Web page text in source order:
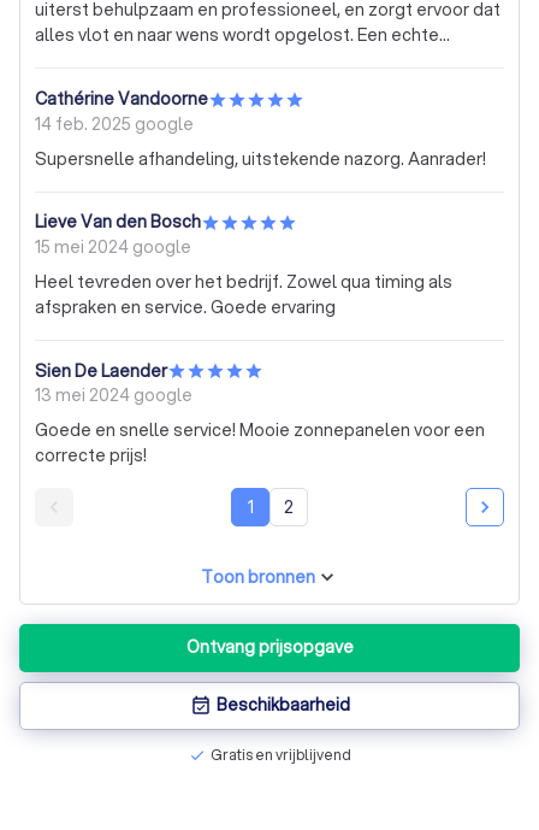
uiterst behulpzaam en professioneel, en zorgt ervoor dat
alles vlot en naar wens wordt opgelost. Een echte
Cathérine Vandoorne
14 feb. 2025 google
Supersnelle afhandeling, uitstekende nazorg. Aanrader!
Lieve Van den Bosch
15 mei 2024 google
Heel tevreden over het bedrijf. Zowel qua timing als
afspraken en service. Goede ervaring
Sien De Laender
13 mei 2024 google
Goede en snelle service! Mooie zonnepanelen voor een
correcte prijs!
1 2
Toon bronnen
Ontvang prijsopgave
event_available Beschikbaarheid
check Gratis en vrijblijvend